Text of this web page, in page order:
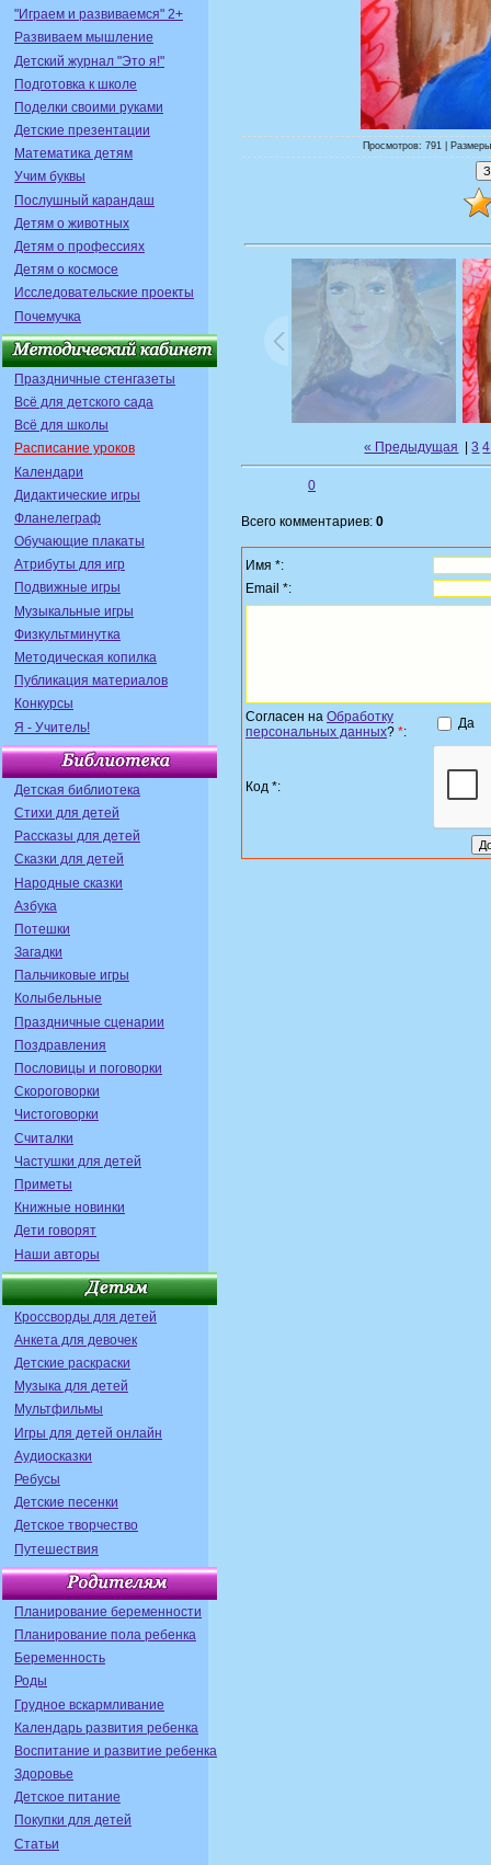
"Играем и развиваемся" 2+
Развиваем мышление
Детский журнал "Это я!"
Подготовка к школе
Поделки своими руками
Детские презентации
Математика детям
Учим буквы
Послушный карандаш
Детям о животных
Детям о профессиях
Детям о космосе
Исследовательские проекты
Почемучка
Праздничные стенгазеты
Всё для детского сада
Всё для школы
Расписание уроков
Календари
Дидактические игры
Фланелеграф
Обучающие плакаты
Атрибуты для игр
Подвижные игры
Музыкальные игры
Физкультминутка
Методическая копилка
Публикация материалов
Конкурсы
Я - Учитель!
Детская библиотека
Стихи для детей
Рассказы для детей
Сказки для детей
Народные сказки
Азбука
Потешки
Загадки
Пальчиковые игры
Колыбельные
Праздничные сценарии
Поздравления
Пословицы и поговорки
Скороговорки
Чистоговорки
Считалки
Частушки для детей
Приметы
Книжные новинки
Дети говорят
Наши авторы
Кроссворды для детей
Анкета для девочек
Детские раскраски
Музыка для детей
Мультфильмы
Игры для детей онлайн
Аудиосказки
Ребусы
Детские песенки
Детское творчество
Путешествия
Планирование беременности
Планирование пола ребенка
Беременность
Роды
Грудное вскармливание
Календарь развития ребенка
Воспитание и развитие ребенка
Здоровье
Детское питание
Покупки для детей
Статьи
Просмотров: 791 |
« Предыдущая |3 4
0
Всего комментариев: 0
Имя *:
Email *:
Согласен на Обработку
персональных данных? *:
Да
Код *: